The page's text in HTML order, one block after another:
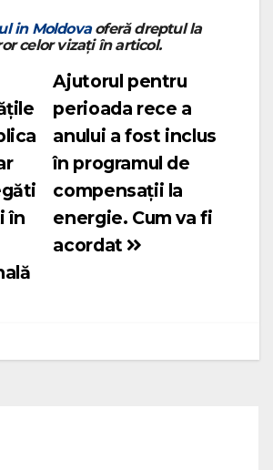
in Moldovaoferă dreptul la
celor vizați în articol.
Ajutorul pentru
perioada rece a
anului a fost inclus
în programul de
compensații la
energie. Cum va fi
acordat
în